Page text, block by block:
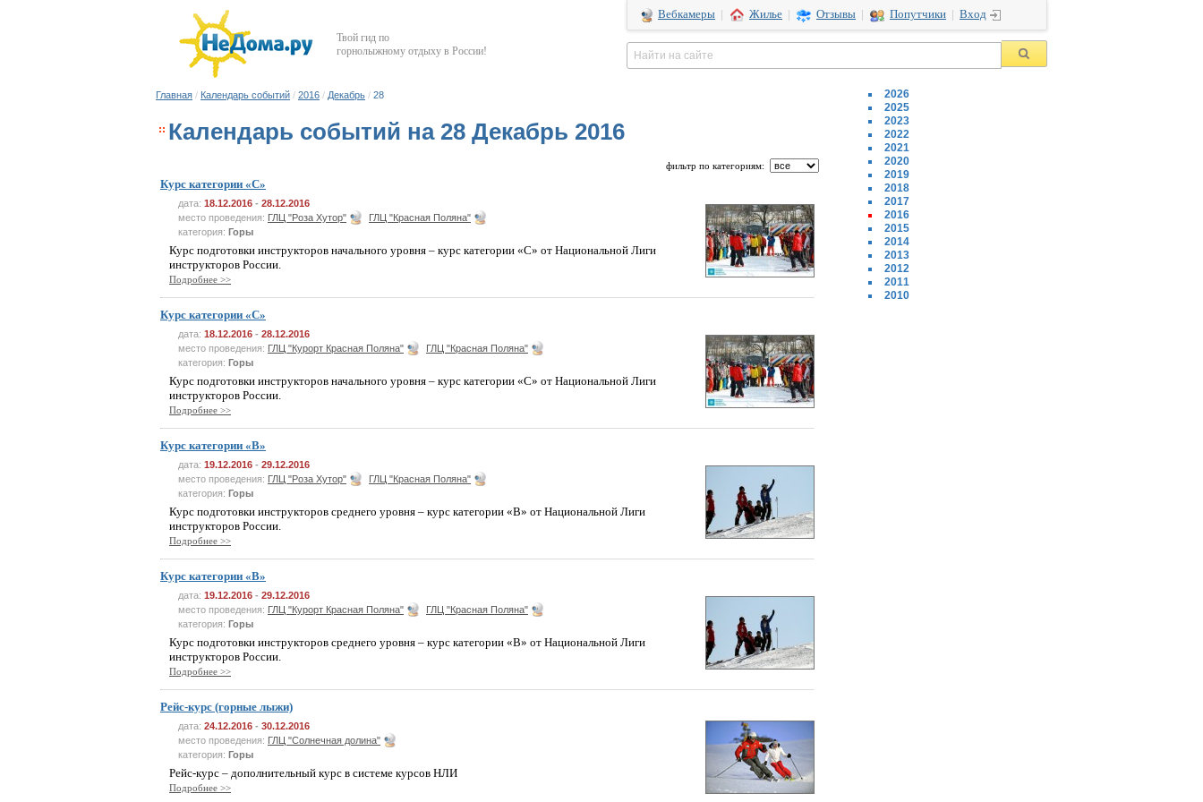
Твой гид по
горнолыжному отдыху в России!
Вебкамеры Жилье Отзывы Попутчики Вход
Главная / Календарь событий / 2016 / Декабрь / 28
Календарь событий на 28 Декабрь 2016
фильтр по категориям:
Курс категории «C»
дата: 18.12.2016 - 28.12.2016
место проведения: ГЛЦ "Роза Хутор"
ГЛЦ "Красная Поляна"
категория: Горы
Курс подготовки инструкторов начального уровня – курс категории «С» от Национальной Лиги
инструкторов России.
Подробнее >>
Курс категории «C»
дата: 18.12.2016 - 28.12.2016
место проведения: ГЛЦ "Курорт Красная Поляна"
ГЛЦ "Красная Поляна"
категория: Горы
Курс подготовки инструкторов начального уровня – курс категории «С» от Национальной Лиги
инструкторов России.
Подробнее >>
Курс категории «B»
дата: 19.12.2016 - 29.12.2016
место проведения: ГЛЦ "Роза Хутор"
ГЛЦ "Красная Поляна"
категория: Горы
Курс подготовки инструкторов среднего уровня – курс категории «B» от Национальной Лиги
инструкторов России.
Подробнее >>
Курс категории «B»
дата: 19.12.2016 - 29.12.2016
место проведения: ГЛЦ "Курорт Красная Поляна"
ГЛЦ "Красная Поляна"
категория: Горы
Курс подготовки инструкторов среднего уровня – курс категории «B» от Национальной Лиги
инструкторов России.
Подробнее >>
Рейс-курс (горные лыжи)
дата: 24.12.2016 - 30.12.2016
место проведения: ГЛЦ "Солнечная долина"
категория: Горы
Рейс-курс – дополнительный курс в системе курсов НЛИ
Подробнее >>
2026
2025
2023
2022
2021
2020
2019
2018
2017
2016
2015
2014
2013
2012
2011
2010